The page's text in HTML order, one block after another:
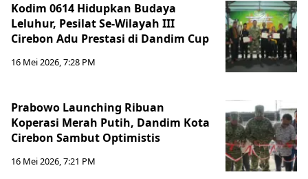
Kodim 0614 Hidupkan Budaya
Leluhur, Pesilat Se-Wilayah III
Cirebon Adu Prestasi di Dandim Cup
16 Mei 2026, 7:28 PM
Prabowo Launching Ribuan
Koperasi Merah Putih, Dandim Kota
Cirebon Sambut Optimistis
16 Mei 2026, 7:21 PM